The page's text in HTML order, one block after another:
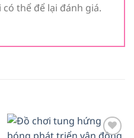
thể để lại đánh giá.